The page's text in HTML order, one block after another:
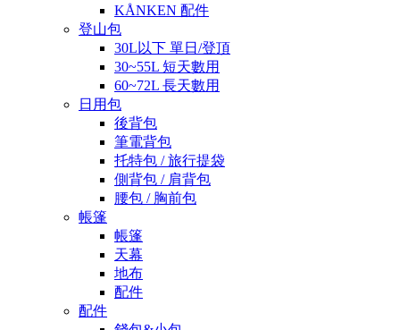
KÅNKEN 配件
登山包
30L以下 單日/登頂
30~55L 短天數用
60~72L 長天數用
日用包
後背包
筆電背包
托特包 / 旅行提袋
側背包 / 肩背包
腰包 / 胸前包
帳篷
帳篷
天幕
地布
配件
配件